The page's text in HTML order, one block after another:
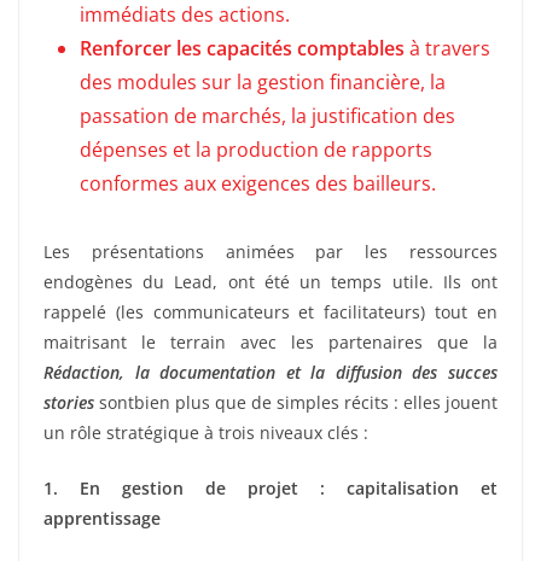
immédiats des actions.
Renforcer les capacités comptables à travers
des modules sur la gestion financière, la
passation de marchés, la justification des
dépenses et la production de rapports
conformes aux exigences des bailleurs.
Les présentations animées par les ressources
endogènes du Lead, ont été un temps utile. Ils ont
rappelé (les communicateurs et facilitateurs) tout en
maitrisant le terrain avec les partenaires que la
Rédaction, la documentation et la diffusion des succes
stories sontbien plus que de simples récits : elles jouent
un rôle stratégique à trois niveaux clés :
1️. En gestion de projet : capitalisation et
apprentissage